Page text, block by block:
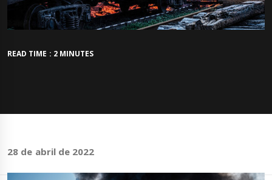
READ TIME : 2 MINUTES
28 de abril de 2022